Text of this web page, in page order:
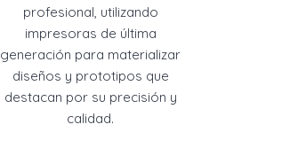
profesional, utilizando
impresoras de última
generación para materializar
diseños y prototipos que
destacan por su precisión y
calidad.